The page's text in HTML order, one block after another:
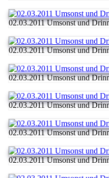
02.03.2011 Umsonst und
02.03.2011 Umsonst und
02.03.2011 Umsonst und
02.03.2011 Umsonst und
02.03.2011 Umsonst und
02.03.2011 Umsonst und